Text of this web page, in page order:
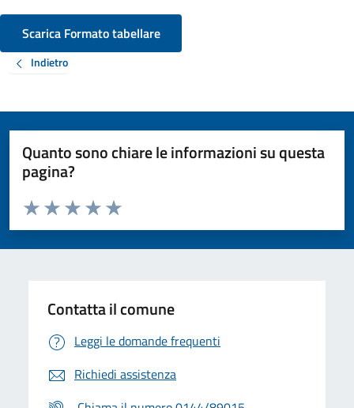
Scarica Formato tabellare
Indietro
Quanto sono chiare le informazioni su questa
pagina?
Valuta da 1 a 5 stelle la pagina
Valuta 5 stelle su 5
Valuta 4 stelle su 5
Valuta 3 stelle su 5
Valuta 2 stelle su 5
Valuta 1 stelle su 5
Contatta il comune
Leggi le domande frequenti
Richiedi assistenza